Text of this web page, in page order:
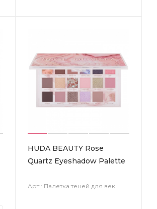
HUDA BEAUTY Rose
Quartz Eyeshadow Palette
Арт.: Палетка теней для век